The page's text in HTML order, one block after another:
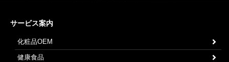
サービス案内
化粧品OEM
健康食品